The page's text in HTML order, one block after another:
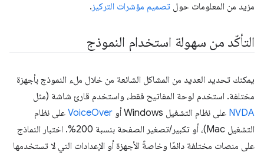
مزيد من المعلومات حول تصميم مؤشرات التركيز.
التأكّد من سهولة استخدام النموذج
يمكنك تحديد العديد من المشاكل الشائعة من خلال ملء النموذج بأجهزة
مختلفة. استخدم لوحة المفاتيح فقط، واستخدم قارئ شاشة (مثل
NVDA على نظام التشغيل Windows أو VoiceOver على نظام
التشغيل Mac)، أو تكبير/تصغير الصفحة بنسبة 200%. اختبار النماذج
على منصات مختلفة دائمًا وخاصةً الأجهزة أو الإعدادات التي لا تستخدمها